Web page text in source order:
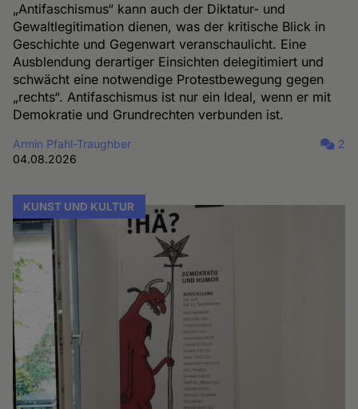
„Antifaschismus“ kann auch der Diktatur- und
Gewaltlegitimation dienen, was der kritische Blick in
Geschichte und Gegenwart veranschaulicht. Eine
Ausblendung derartiger Einsichten delegitimiert und
schwächt eine notwendige Protestbewegung gegen
„rechts“. Antifaschismus ist nur ein Ideal, wenn er mit
Demokratie und Grundrechten verbunden ist.
Armin Pfahl-Traughber
04.08.2026
2
KUNST UND KULTUR